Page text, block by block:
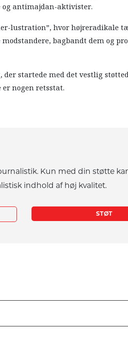
og antimajdan-aktivister.
lustration”, hvor højreradikale
bagbandt dem og
startede med det vestlig
nogen retsstat.
Kun med din støtte
indhold af høj kvalitet.
STØT